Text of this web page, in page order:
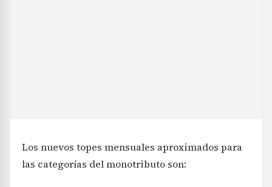
Los nuevos topes mensuales aproximados para
las categorías del monotributo son: